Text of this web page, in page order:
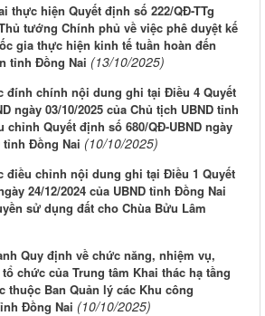
thực hiện Quyết định số 222/QĐ-TTg
tướng Chính phủ về việc phê duyệt kế
gia thực hiện kinh tế tuần hoàn đến
tỉnh Đồng Nai (13/10/2025)
đính chính nội dung ghi tại Điều 4 Quyết
ngày 03/10/2025 của Chủ tịch UBND tỉnh
chỉnh Quyết định số 680/QĐ-UBND ngày
tỉnh Đồng Nai (10/10/2025)
điều chỉnh nội dung ghi tại Điều 1 Quyết
24/12/2024 của UBND tỉnh Đồng Nai
sử dụng đất cho Chùa Bửu Lâm
Quy định về chức năng, nhiệm vụ,
chức của Trung tâm Khai thác hạ tầng
thuộc Ban Quản lý các Khu công
Đồng Nai (10/10/2025)